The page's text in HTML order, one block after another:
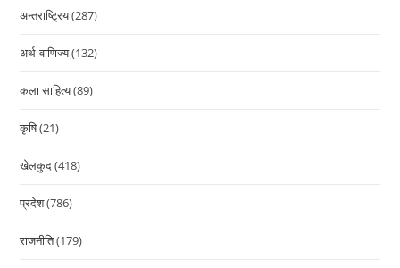
अन्तराष्ट्रिय(287)
अर्थ-वाणिज्य(132)
कला साहित्य(89)
कृषि(21)
खेलकुद(418)
प्रदेश(786)
राजनीति(179)